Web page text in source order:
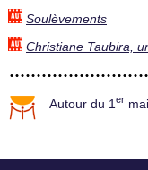
Soulèvements
Christiane Taubira,
Autour du 1 er